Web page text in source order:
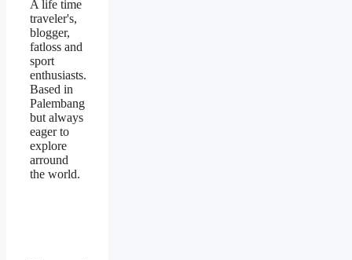
A life time
traveler's,
blogger,
fatloss and
sport
enthusiasts.
Based in
Palembang
but always
eager to
explore
arround
the world.